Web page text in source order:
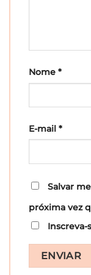
Nome *
E-mail *
Salvar
próxima vez